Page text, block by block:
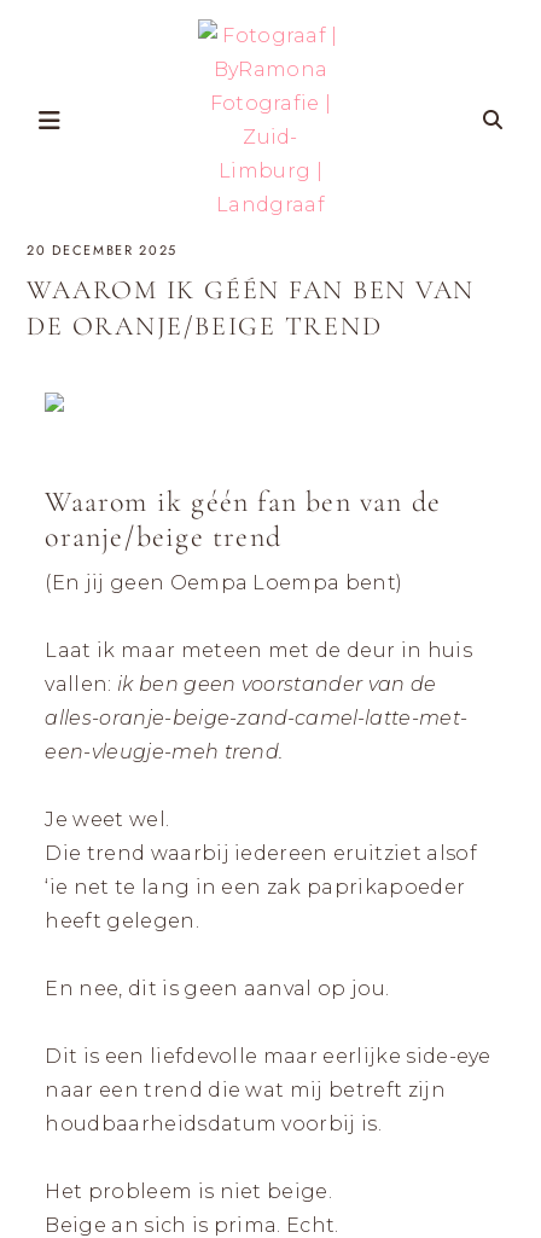
|
BYRAMONA
LIMBURG
|
LANDGRAAF
IN
ZUID-
LIMBURG
VOOR
AANDACHT
VOOR
ZELFVERTROUWEN
EN
ZICHTBAAR
ZIJN
20 DECEMBER 2025
WAAROM IK GÉÉN FAN BEN VAN
DE ORANJE/BEIGE TREND
Waarom ik géén fan ben van de
oranje/beige trend
(En jij geen Oempa Loempa bent)
Laat ik maar meteen met de deur in huis
vallen: ik ben geen voorstander van de
alles-oranje-beige-zand-camel-latte-met-
een-vleugje-meh trend.
Je weet wel.
Die trend waarbij iedereen eruitziet alsof
‘ie net te lang in een zak paprikapoeder
heeft gelegen.
En nee, dit is geen aanval op jou.
Dit is een liefdevolle maar eerlijke side-eye
naar een trend die wat mij betreft zijn
houdbaarheidsdatum voorbij is.
Het probleem is niet beige.
Beige an sich is prima. Echt.